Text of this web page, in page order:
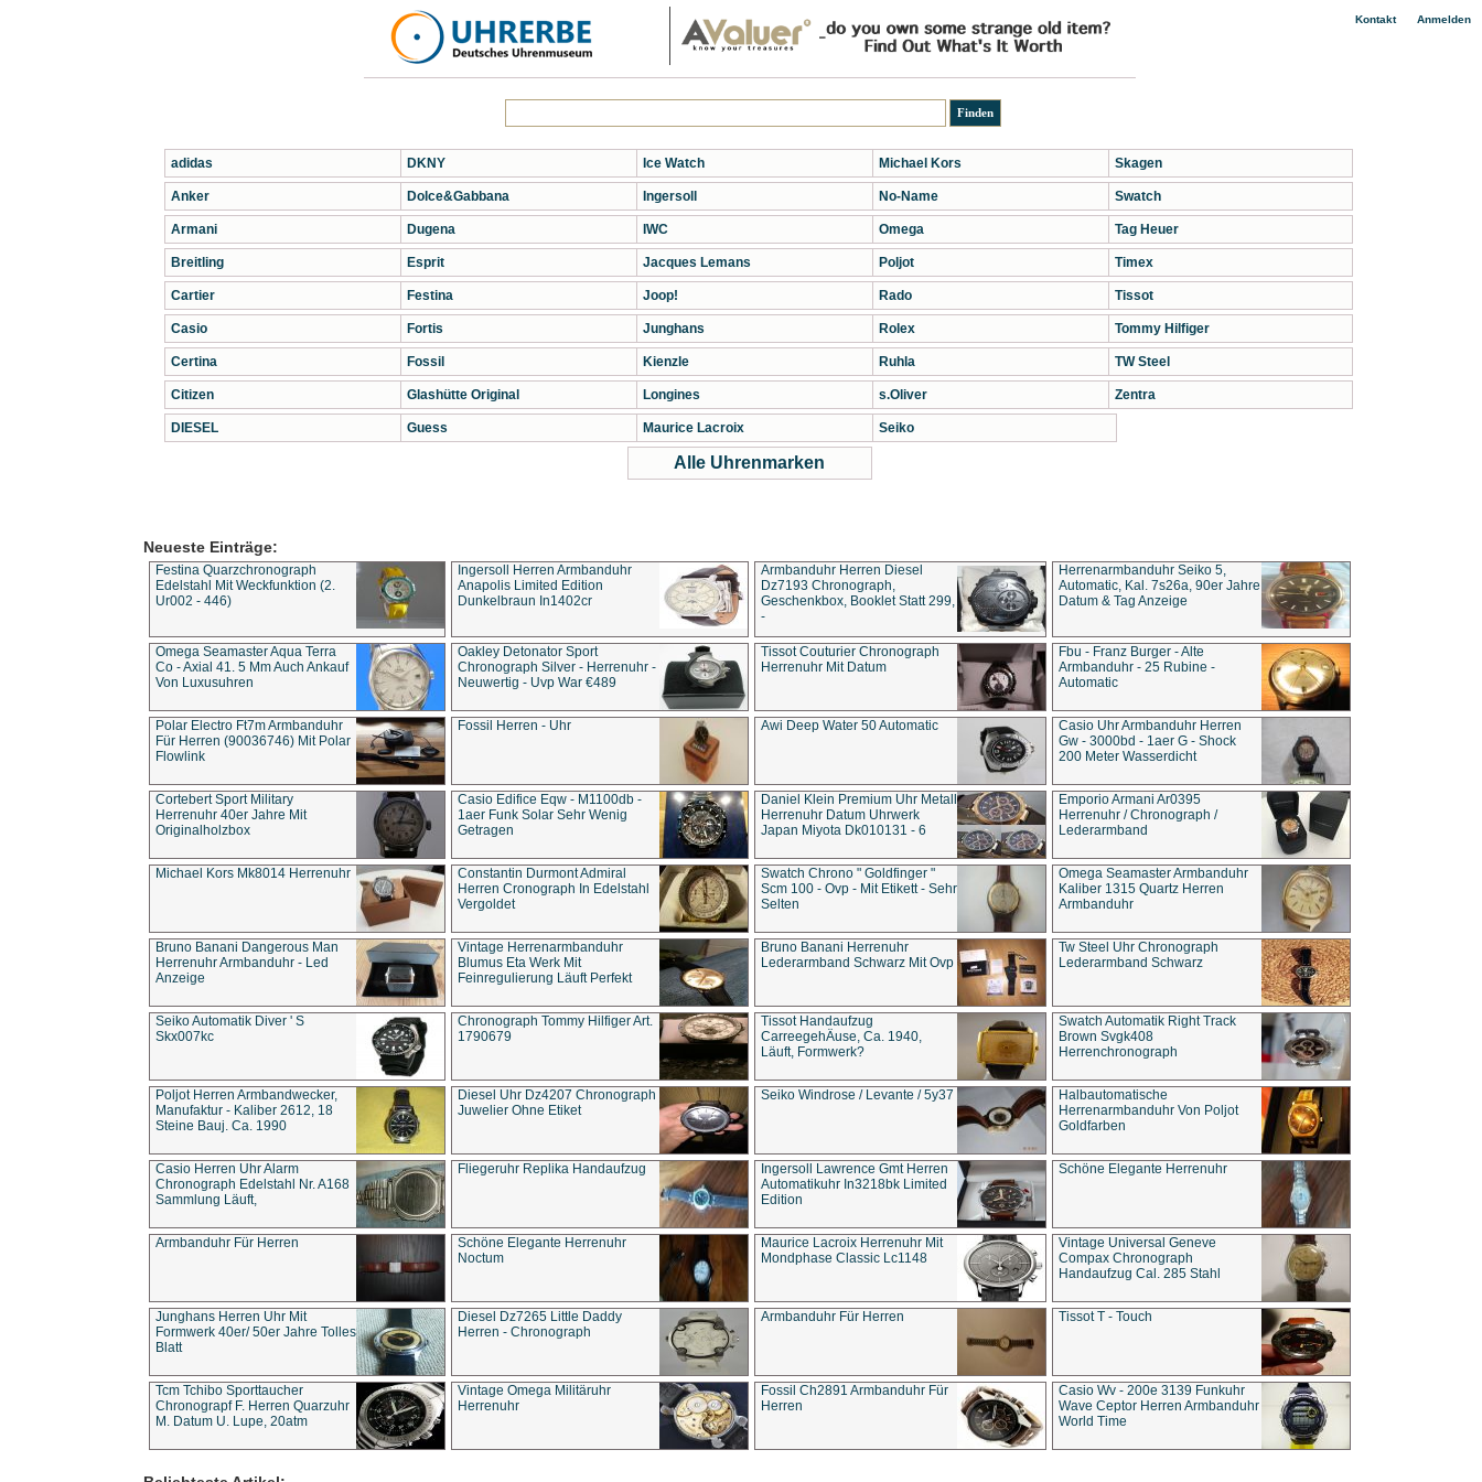
Kontakt| Anmelden
adidas
Anker
Armani
Breitling
Cartier
Casio
Certina
Citizen
DIESEL
DKNY
Dolce&Gabbana
Dugena
Esprit
Festina
Fortis
Fossil
Glashütte Original
Guess
Ice Watch
Ingersoll
IWC
Jacques Lemans
Joop!
Junghans
Kienzle
Longines
Maurice Lacroix
Michael Kors
No-Name
Omega
Poljot
Rado
Rolex
Ruhla
s.Oliver
Seiko
Skagen
Swatch
Tag Heuer
Timex
Tissot
Tommy Hilfiger
TW Steel
Zentra
Alle Uhrenmarken
Neueste Einträge:
Festina Quarzchronograph
Edelstahl Mit Weckfunktion (2.
Ur002 - 446)
Ingersoll Herren Armbanduhr
Anapolis Limited Edition
Dunkelbraun In1402cr
Armbanduhr Herren Diesel
Dz7193 Chro­no­graph,
Geschenkbox, Booklet Statt 299,
-
Herrenarmbanduhr Seiko 5,
Automatic, Kal. 7s26a, 90er Jahre
Datum & Tag Anzeige
Omega Seamaster Aqua Terra
Co - Axial 41. 5 Mm Auch Ankauf
Von Luxusuhren
Oakley Detonator Sport
Chronograph Silver - Herrenuhr -
Neuwertig - Uvp War €489
Tissot Couturier Chronograph
Herrenuhr Mit Datum
Fbu - Franz Burger - Alte
Armbanduhr - 25 Rubine -
Automatic
Polar Electro Ft7m Armbanduhr
Für Herren (90036746) Mit Polar
Flowlink
Fossil Herren - Uhr Awi Deep Water 50 Automatic
Casio Uhr Armbanduhr Herren
Gw - 3000bd - 1aer G - Shock
200 Meter Wasserdicht
Cortebert Sport Military
Herrenuhr 40er Jahre Mit
Originalholzbox
Casio Edifice Eqw - M1100db -
1aer Funk Solar Sehr Wenig
Getragen
Daniel Klein Premium Uhr Metall
Herrenuhr Datum Uhrwerk
Japan Miyota Dk010131 - 6
Emporio Armani Ar0395
Herrenuhr / Chronograph /
Lederarmband
Michael Kors Mk8014 Herrenuhr
Constantin Durmont Admiral
Herren Cronograph In Edelstahl
Vergoldet
Swatch Chrono " Goldfinger "
Scm 100 - Ovp - Mit Etikett - Sehr
Selten
Omega Seamaster Armbanduhr
Kaliber 1315 Quartz Herren
Armbanduhr
Bruno Banani Dangerous Man
Herrenuhr Armbanduhr - Led
Anzeige
Vintage Herrenarmbanduhr
Blumus Eta Werk Mit
Feinregulierung Läuft Perfekt
Bruno Banani Herrenuhr
Lederarmband Schwarz Mit Ovp
Tw Steel Uhr Chronograph
Lederarmband Schwarz
Seiko Automatik Diver ' S
Skx007kc
Chronograph Tommy Hilfiger Art.
1790679
Tissot Handaufzug
CarreegehÄuse, Ca. 1940,
Läuft, Formwerk?
Swatch Automatik Right Track
Brown Svgk408
Herrenchronograph
Poljot Herren Armbandwecker,
Manufaktur - Kaliber 2612, 18
Steine Bauj. Ca. 1990
Diesel Uhr Dz4207 Chronograph
Juwelier Ohne Etiket
Seiko Windrose / Levante / 5y37
Halbautomatische
Herrenarmbanduhr Von Poljot
Goldfarben
Casio Herren Uhr Alarm
Chronograph Edelstahl Nr. A168
Sammlung Läuft,
Fliegeruhr Replika Handaufzug
Ingersoll Lawrence Gmt Herren
Automatikuhr In3218bk Limited
Edition
Schöne Elegante Herrenuhr
Armbanduhr Für Herren
Schöne Elegante Herrenuhr
Noctum
Maurice Lacroix Herrenuhr Mit
Mondphase Classic Lc1148
Vintage Universal Geneve
Compax Chronograph
Handaufzug Cal. 285 Stahl
Junghans Herren Uhr Mit
Formwerk 40er/ 50er Jahre Tolles
Blatt
Diesel Dz7265 Little Daddy
Herren - Chronograph
Armbanduhr Für Herren Tissot T - Touch
Tcm Tchibo Sporttaucher
Chronograpf F. Herren Quarzuhr
M. Datum U. Lupe, 20atm
Vintage Omega Militäruhr
Herrenuhr
Fossil Ch2891 Armbanduhr Für
Herren
Casio Wv - 200e 3139 Funkuhr
Wave Ceptor Herren Armbanduhr
World Time